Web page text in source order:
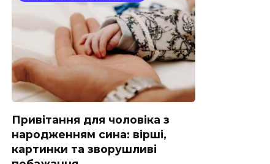
Привітання для чоловіка з
народженням сина: вірші,
картинки та зворушливі